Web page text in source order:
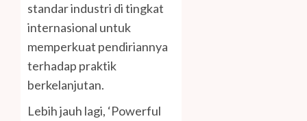
standar industri di tingkat
internasional untuk
memperkuat pendiriannya
terhadap praktik
berkelanjutan.
Lebih jauh lagi, ‘Powerful